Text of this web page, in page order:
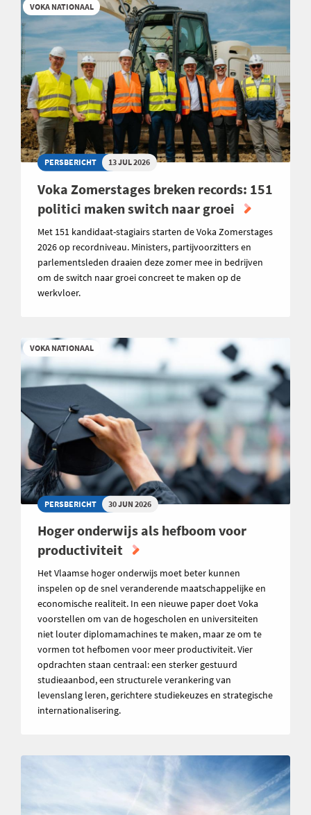
VOKA NATIONAAL
PERSBERICHT 13 JUL 2026
Voka Zomerstages breken records: 151
politici maken switch naar groei
Met 151 kandidaat-stagiairs starten de Voka Zomerstages
2026 op recordniveau. Ministers, partijvoorzitters en
parlementsleden draaien deze zomer mee in bedrijven
om de switch naar groei concreet te maken op de
werkvloer.
VOKA NATIONAAL
PERSBERICHT 30 JUN 2026
Hoger onderwijs als hefboom voor
productiviteit
Het Vlaamse hoger onderwijs moet beter kunnen
inspelen op de snel veranderende maatschappelijke en
economische realiteit. In een nieuwe paper doet Voka
voorstellen om van de hogescholen en universiteiten
niet louter diplomamachines te maken, maar ze om te
vormen tot hefbomen voor meer productiviteit. Vier
opdrachten staan centraal: een sterker gestuurd
studieaanbod, een structurele verankering van
levenslang leren, gerichtere studiekeuzes en strategische
internationalisering.